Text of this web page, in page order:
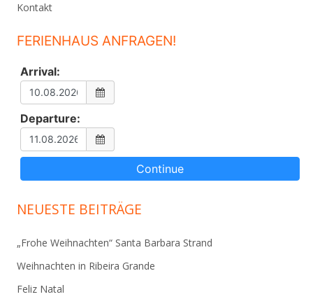
Kontakt
FERIENHAUS ANFRAGEN!
Arrival:
Departure:
NEUESTE BEITRÄGE
„Frohe Weihnachten“ Santa Barbara Strand
Weihnachten in Ribeira Grande
Feliz Natal